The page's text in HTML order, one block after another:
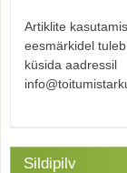
Artiklite
eesmärkidel
küsida aadressil
Sildipilv